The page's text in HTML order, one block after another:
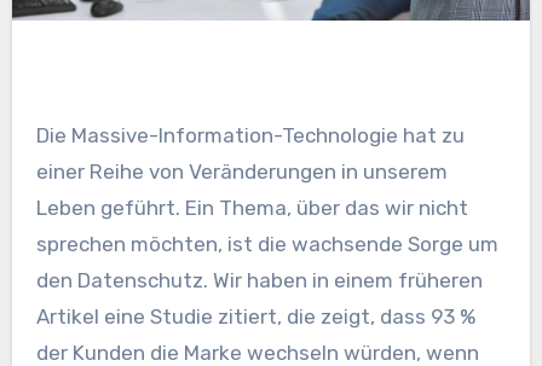
Die Massive-Information-Technologie hat zu
einer Reihe von Veränderungen in unserem
Leben geführt. Ein Thema, über das wir nicht
sprechen möchten, ist die wachsende Sorge um
den Datenschutz. Wir haben in einem früheren
Artikel eine Studie zitiert, die zeigt, dass 93 %
der Kunden die Marke wechseln würden, wenn